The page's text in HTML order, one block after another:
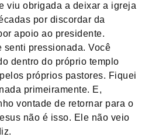
viu obrigada a deixar a igreja
por discordar da
apoio ao presidente.
senti pressionada. Você
dentro do próprio templo
próprios pastores. Fiquei
primeiramente. E,
vontade de retornar para o
não é isso. Ele não veio